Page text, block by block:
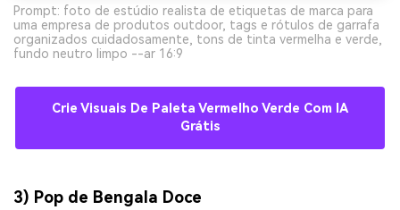
Prompt: foto de estúdio realista de etiquetas de marca para
uma empresa de produtos outdoor, tags e rótulos de garrafa
organizados cuidadosamente, tons de tinta vermelha e verde,
fundo neutro limpo --ar 16:9
Crie Visuais De Paleta Vermelho Verde Com IA
Grátis
3) Pop de Bengala Doce